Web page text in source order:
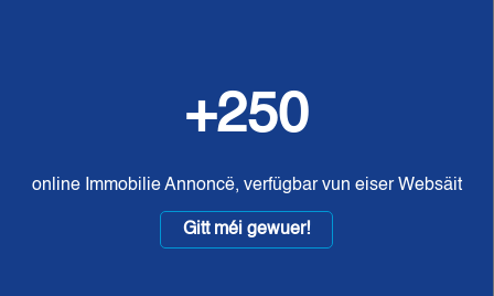
+250
online Immobilie Annoncë, verfügbar vun eiser Websäit
Gitt méi gewuer!